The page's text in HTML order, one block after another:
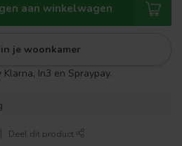
aan winkelwagen
je woonkamer
In3 en Spraypay.
Deel dit product